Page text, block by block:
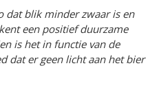
dat blik minder zwaar is en
een positief duurzame
is het in functie van de
dat er geen licht aan het bier